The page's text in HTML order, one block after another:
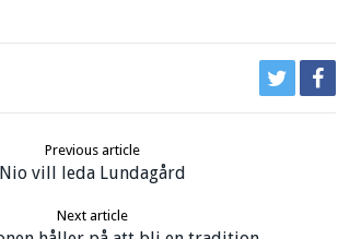
Previous article
Nio vill leda Lundagård
Next article